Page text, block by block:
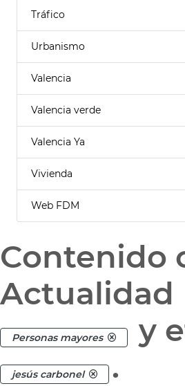
Tráfico
Urbanismo
Valencia
Valencia verde
Valencia Ya
Vivienda
Web FDM
Contenido
Actualidad
Personas mayores y
jesús carbonel .